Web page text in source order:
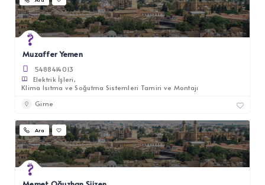
Muzaffer Yemen
5488414013
Elektrik İşleri
Klima Isıtma ve Soğutma Sistemleri Tamiri ve Montajı
Girne
Ara